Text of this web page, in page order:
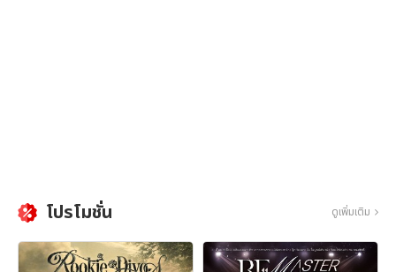
โปรโมชั่น ดูเพิ่มเติม